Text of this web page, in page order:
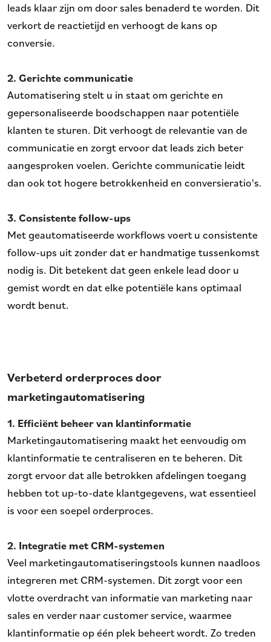
leads klaar zijn om door sales benaderd te worden. Dit
verkort de reactietijd en verhoogt de kans op
conversie.
2. Gerichte communicatie
Automatisering stelt u in staat om gerichte en
gepersonaliseerde boodschappen naar potentiële
klanten te sturen. Dit verhoogt de relevantie van de
communicatie en zorgt ervoor dat leads zich beter
aangesproken voelen. Gerichte communicatie leidt
dan ook tot hogere betrokkenheid en conversieratio's.
3. Consistente follow-ups
Met geautomatiseerde workflows voert u consistente
follow-ups uit zonder dat er handmatige tussenkomst
nodig is. Dit betekent dat geen enkele lead door u
gemist wordt en dat elke potentiële kans optimaal
wordt benut.
Verbeterd orderproces door
marketingautomatisering
1. Efficiënt beheer van klantinformatie
Marketingautomatisering maakt het eenvoudig om
klantinformatie te centraliseren en te beheren. Dit
zorgt ervoor dat alle betrokken afdelingen toegang
hebben tot up-to-date klantgegevens, wat essentieel
is voor een soepel orderproces.
2. Integratie met CRM-systemen
Veel marketingautomatiseringstools kunnen naadloos
integreren met CRM-systemen. Dit zorgt voor een
vlotte overdracht van informatie van marketing naar
sales en verder naar customer service, waarmee
klantinformatie op één plek beheert wordt. Zo treden